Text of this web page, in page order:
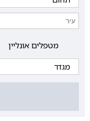
מטפלים אונליין